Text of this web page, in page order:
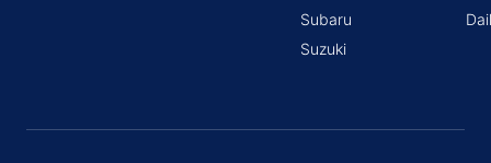
Subaru
Suzuki